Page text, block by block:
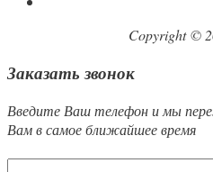
Copyright ©
Заказать звонок
Введите Ваш телефон и мы
Вам в самое ближайшее время